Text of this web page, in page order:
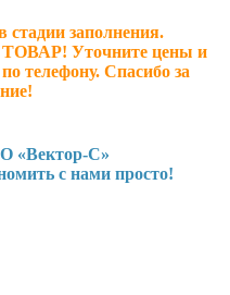
заполнения.
Уточните цены и
телефону. Спасибо за
С»
нами просто!